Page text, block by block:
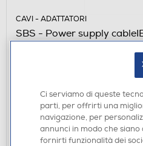
CAVI - ADATTATORI
SBS - Power supply
Nero
Acquisto online:disponibile
Ritiro in negozio in 30'
Ci serviamo di queste
parti, per offrirti una
navigazione, per
annunci in modo che
fornirti funzionalità dei